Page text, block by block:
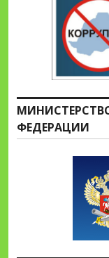
ФЕДЕРАЦИИ